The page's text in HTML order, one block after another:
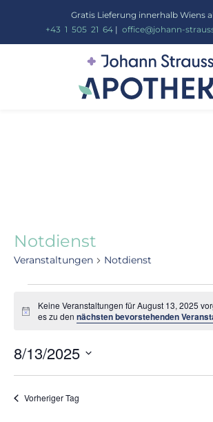
Gratis Lieferung innerhalb Wiens
+43 1 505_ 21 64| office@johann-
Notdienst
Veranstaltungen Notdienst
Hinweis
Keine Veranstaltungen für August 13, 2025
es zu dennächsten bevorstehenden
8/13/2025
Datum
Vorheriger Tag